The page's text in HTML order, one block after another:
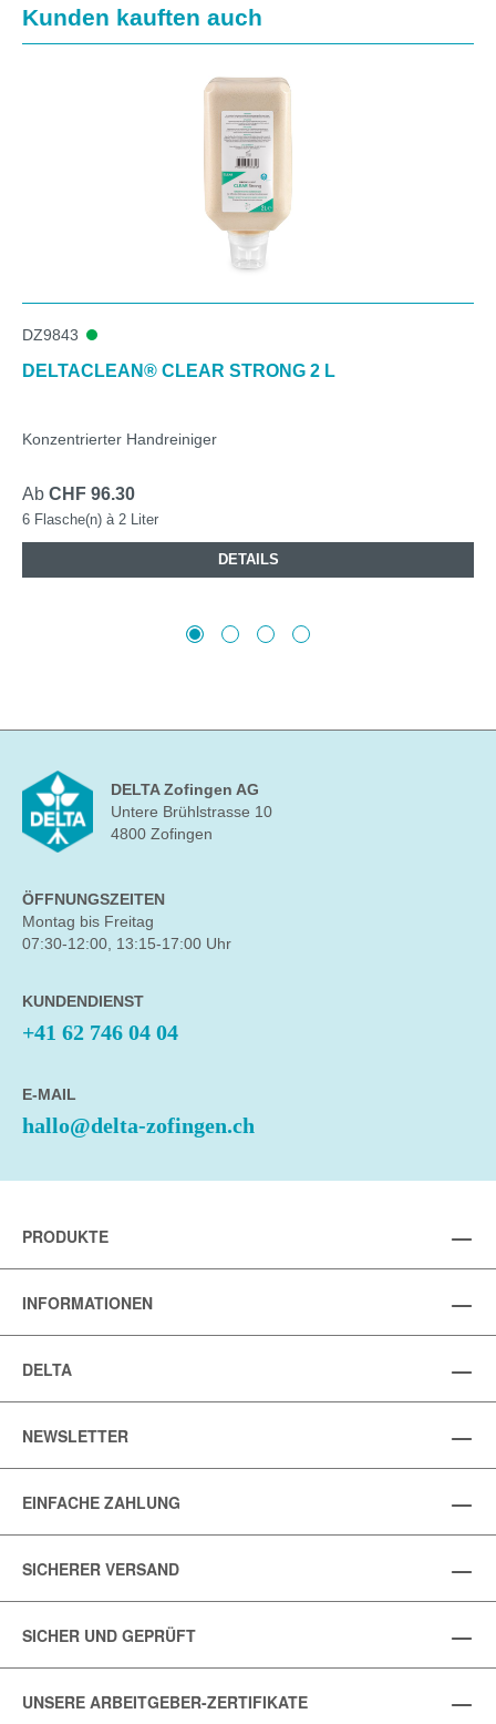
Produktgalerie überspringen
Kunden kauften auch
DZ9843
DELTACLEAN® CLEAR STRONG 2 L
Konzentrierter Handreiniger
Ab CHF 96.30
6 Flasche(n) à 2 Liter
DETAILS
DELTA Zofingen AG
Untere Brühlstrasse 10
4800 Zofingen
ÖFFNUNGSZEITEN
Montag bis Freitag
07:30-12:00, 13:15-17:00 Uhr
KUNDENDIENST
+41 62 746 04 04
E-MAIL
hallo@delta-zofingen.ch
PRODUKTE
INFORMATIONEN
DELTA
NEWSLETTER
EINFACHE ZAHLUNG
SICHERER VERSAND
SICHER UND GEPRÜFT
UNSERE ARBEITGEBER-ZERTIFIKATE